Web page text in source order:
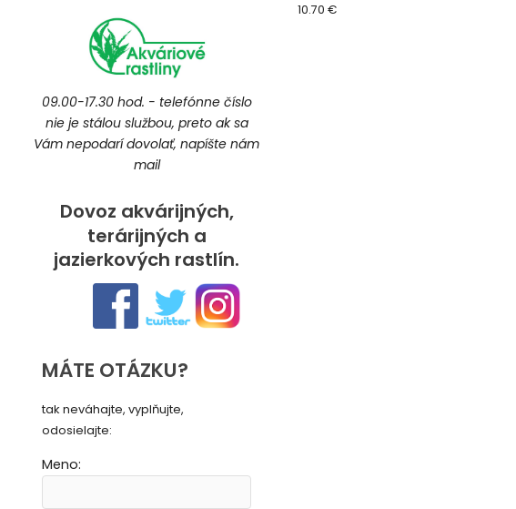
09.00-17.30 hod. - telefónne číslo
nie je stálou službou, preto ak sa
Vám nepodarí dovolať, napíšte nám
mail
Dovoz akvárijných,
terárijných a
jazierkových rastlín.
MÁTE OTÁZKU?
tak neváhajte, vyplňujte,
odosielajte:
Meno:
10.70 €